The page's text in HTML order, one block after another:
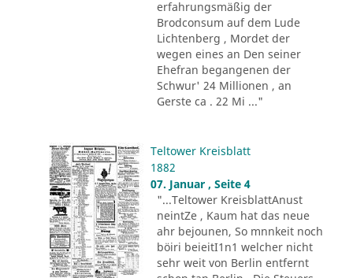
erfahrungsmäßig der
Brodconsum auf dem Lude
Lichtenberg , Mordet der
wegen eines an Den seiner
Ehefran begangenen der
Schwur' 24 Millionen , an
Gerste ca . 22 Mi ..."
Teltower Kreisblatt
1882
07. Januar , Seite 4
"...Teltower KreisblattAnust
neintZe , Kaum hat das neue
ahr bejounen, So mnnkeit noch
böiri beieitI1n1 welcher nicht
sehr weit von Berlin entfernt